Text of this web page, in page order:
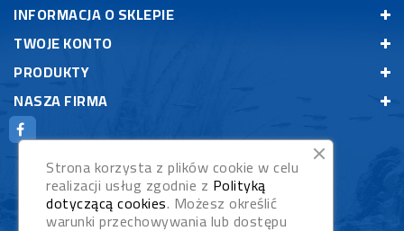
INFORMACJA O SKLEPIE
TWOJE KONTO
PRODUKTY
NASZA FIRMA
Strona korzysta z plików cookie w celu
realizacji usług zgodnie z Polityką
dotyczącą cookies. Możesz określić
warunki przechowywania lub dostępu